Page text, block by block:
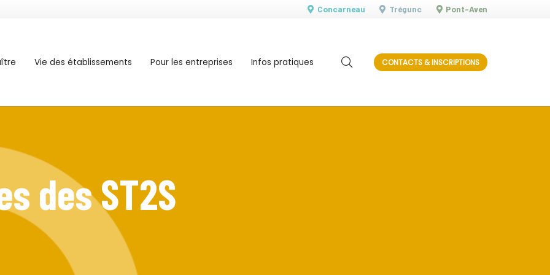
Concarneau Trégunc Pont-Aven
Vie des établissements Pour les entreprises Infos pratiques CONTACTS & INSCRIPTIONS
des ST2S